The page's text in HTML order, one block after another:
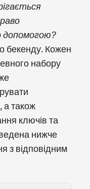
допомогою?
бекенду. Кожен
набору
а також
ключів та
нижче
з відповідним